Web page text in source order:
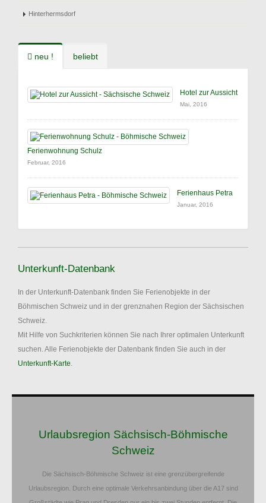
Hinterhermsdorf
neu ! beliebt
Hotel zur Aussicht
Mai, 2016
Ferienwohnung Schulz
Februar, 2016
Ferienhaus Petra
Januar, 2016
Unterkunft-Datenbank
In der Unterkunft-Datenbank finden Sie Ferienobjekte in der
Böhmischen Schweiz und in der grenznahen Region der Sächsischen
Schweiz.
Mit Hilfe von Suchkriterien können Sie nach Ihrer optimalen Unterkunft
suchen. Alle Ferienobjekte der Datenbank finden Sie auch in der
Unterkunft-Karte.
Urlaubsregion Sächsisch-Böhmische
Schweiz
Die Sächsisch-Böhmische Schweiz ist eine grenzübergreifende
Urlaubsregion. Durch eine optimale Verkehrsanbindung über die A17 sind